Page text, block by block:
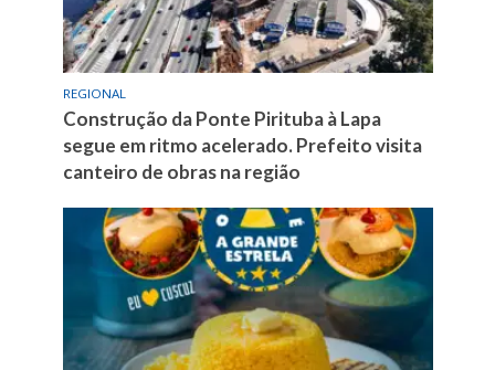
REGIONAL
Construção da Ponte Pirituba à Lapa
segue em ritmo acelerado. Prefeito visita
canteiro de obras na região